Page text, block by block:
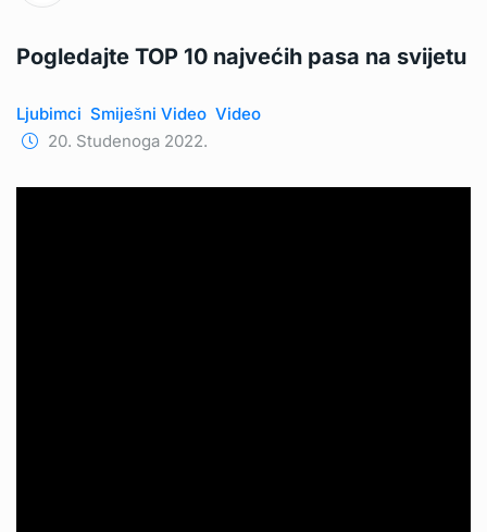
Pogledajte TOP 10 najvećih pasa na svijetu
Ljubimci Smiješni Video Video
20. Studenoga 2022.